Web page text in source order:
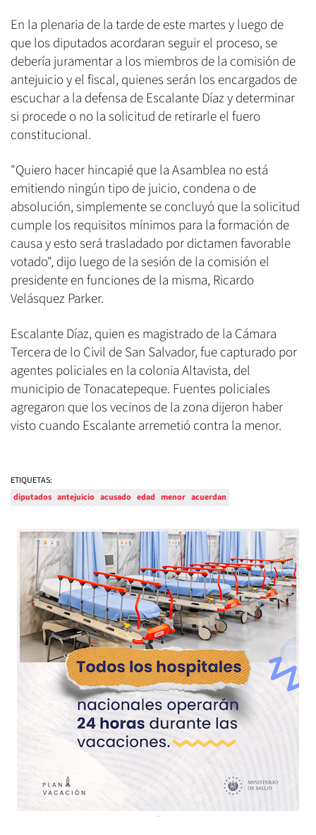
En la plenaria de la tarde de este martes y luego de
que los diputados acordaran seguir el proceso, se
debería juramentar a los miembros de la comisión de
antejuicio y el fiscal, quienes serán los encargados de
escuchar a la defensa de Escalante Díaz y determinar
si procede o no la solicitud de retirarle el fuero
constitucional.
"Quiero hacer hincapié que la Asamblea no está
emitiendo ningún tipo de juicio, condena o de
absolución, simplemente se concluyó que la solicitud
cumple los requisitos mínimos para la formación de
causa y esto será trasladado por dictamen favorable
votado", dijo luego de la sesión de la comisión el
presidente en funciones de la misma, Ricardo
Velásquez Parker.
Escalante Díaz, quien es magistrado de la Cámara
Tercera de lo Civil de San Salvador, fue capturado por
agentes policiales en la colonia Altavista, del
municipio de Tonacatepeque. Fuentes policiales
agregaron que los vecinos de la zona dijeron haber
visto cuando Escalante arremetió contra la menor.
ETIQUETAS:
diputados antejuicio acusado edad menor acuerdan